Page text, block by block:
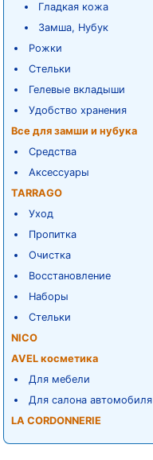
Гладкая кожа
Замша, Нубук
Рожки
Стельки
Гелевые вкладыши
Удобство хранения
Все для замши и нубука
Средства
Аксессуары
TARRAGO
Уход
Пропитка
Очистка
Восстановление
Наборы
Стельки
NICO
AVEL косметика
Для мебели
Для салона автомобиля
LA CORDONNERIE